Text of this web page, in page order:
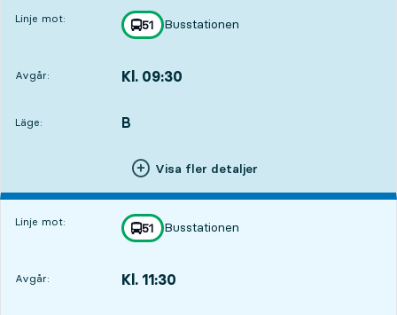
Linje mot: linje
51
mot
Busstationen
,
Avgår: Kl. 09:30
Läge:
LÄGE, B
,
Visa fler detaljer
Linje mot: linje
51
mot
Busstationen
,
Avgår: Kl. 11:30